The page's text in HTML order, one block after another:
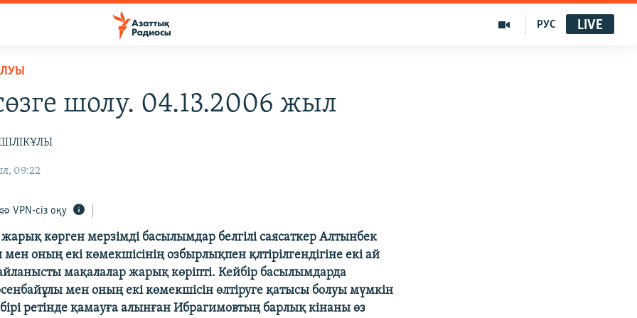
РУС LIVE
шолу. 04.13.2006 жыл
09:22
VPN-сіз оқу
жарық көрген мерзімді басылымдар белгілі саясаткер Алтынбек
оның екі көмекшісінің озбырлықпен қлтірілгендігіне екі ай
мақалалар жарық көріпті. Кейбір басылымдарда
мен оның екі көмекшісін өлтіруге қатысы болуы мүмкін
бірі ретінде қамауға алынған Ибрагимовтың барлық кінаны өз